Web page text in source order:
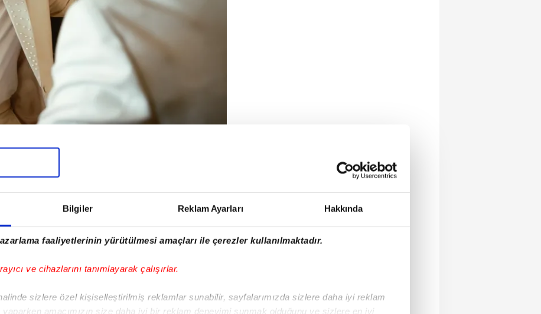
Bilgiler Reklam Ayarları Hakkında
faaliyetlerinin yürütülmesi amaçları ile çerezler kullanılmaktadır.
ve cihazlarını tanımlayarak çalışırlar.
sizlere özel kişiselleştirilmiş reklamlar sunabilir, sayfalarımızda sizlere daha iyi reklam
amacımızın size daha iyi bir reklam deneyimi sunmak olduğunu ve sizlere en iyi
Derya Bedavacı ve Emre Altuğ gibi ünlü
ziyafeti yaşanırken, yapılan
Altuğ'un, eski eşi Çağla Şıkel'in Mertcan
dair ilk kez konuştu. İşte ünlülerin bayram